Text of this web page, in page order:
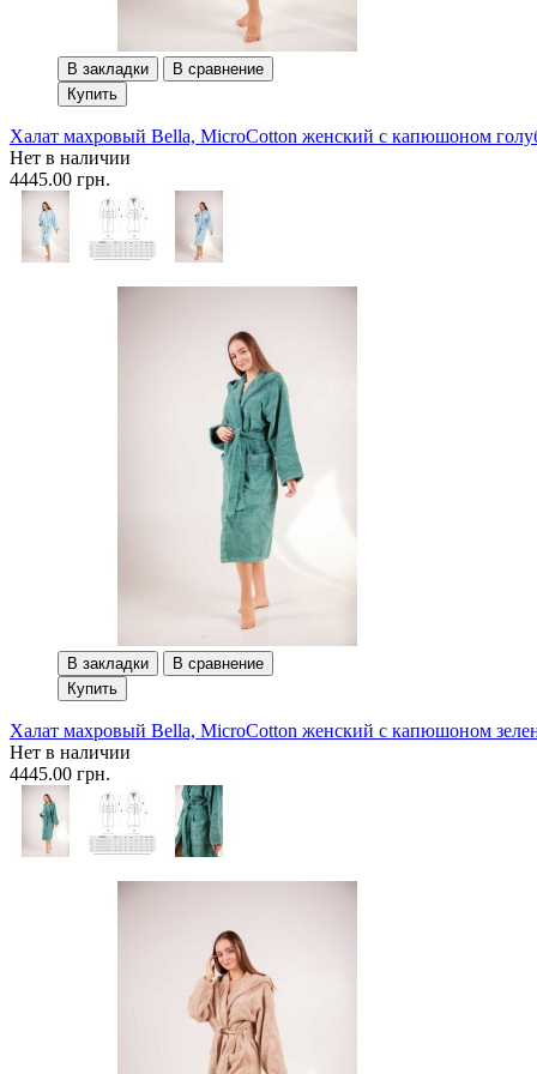
В закладки
В сравнение
Купить
Халат махровый Bella, MicroCotton женский с капюшоном
Нет в наличии
4445.00 грн.
В закладки
В сравнение
Купить
Халат махровый Bella, MicroCotton женский с капюшоном
Нет в наличии
4445.00 грн.